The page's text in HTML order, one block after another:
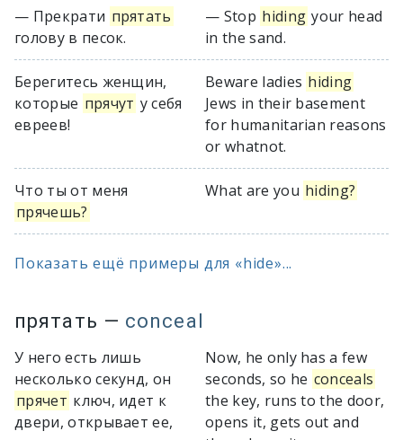
— Прекрати прятать
голову в песок.
— Stop hiding your head
in the sand.
Берегитесь женщин,
которые прячут у себя
евреев!
Beware ladies hiding
Jews in their basement
for humanitarian reasons
or whatnot.
Что ты от меня
прячешь?
What are you hiding?
Показать ещё примеры для «hide»...
прятать — conceal
У него есть лишь
несколько секунд, он
прячет ключ, идет к
двери, открывает ее,
Now, he only has a few
seconds, so he conceals
the key, runs to the door,
opens it, gets out and